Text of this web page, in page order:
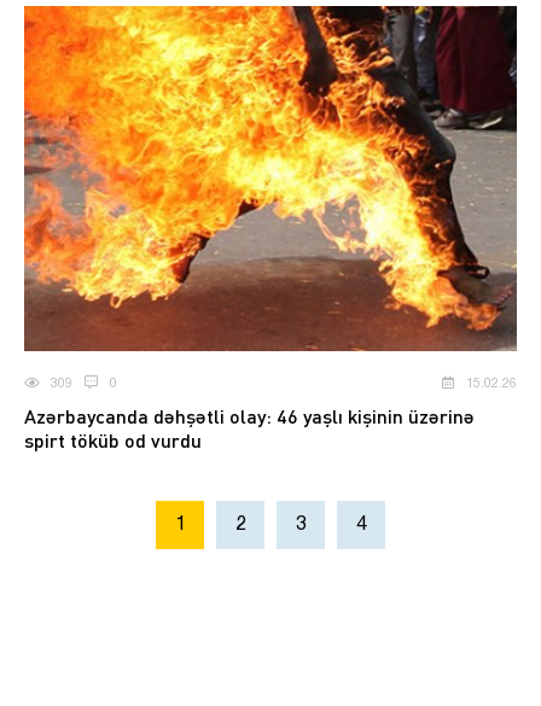
309 0 15.02.26
Azərbaycanda dəhşətli olay: 46 yaşlı kişinin üzərinə
spirt töküb od vurdu
1 2 3 4